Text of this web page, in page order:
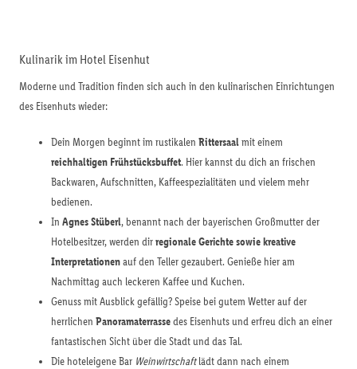
Kulinarik im Hotel Eisenhut
Moderne und Tradition finden sich auch in den kulinarischen Einrichtungen
des Eisenhuts wieder:
Dein Morgen beginnt im rustikalen Rittersaalmit einem
reichhaltigen Frühstücksbuffet. Hier kannst du dich an frischen
Backwaren, Aufschnitten, Kaffeespezialitäten und vielem mehr
bedienen.
In Agnes Stüberl, benannt nach der bayerischen Großmutter der
Hotelbesitzer, werden dirregionale Gerichte sowie kreative
Interpretationenauf den Teller gezaubert. Genieße hier am
Nachmittag auch leckeren Kaffee und Kuchen.
Genuss mit Ausblick gefällig? Speise bei gutem Wetter auf der
herrlichen Panoramaterrassedes Eisenhuts und erfreu dich an einer
fantastischen Sicht über die Stadt und das Tal.
Die hoteleigene Bar Weinwirtschaftlädt dann nach einem